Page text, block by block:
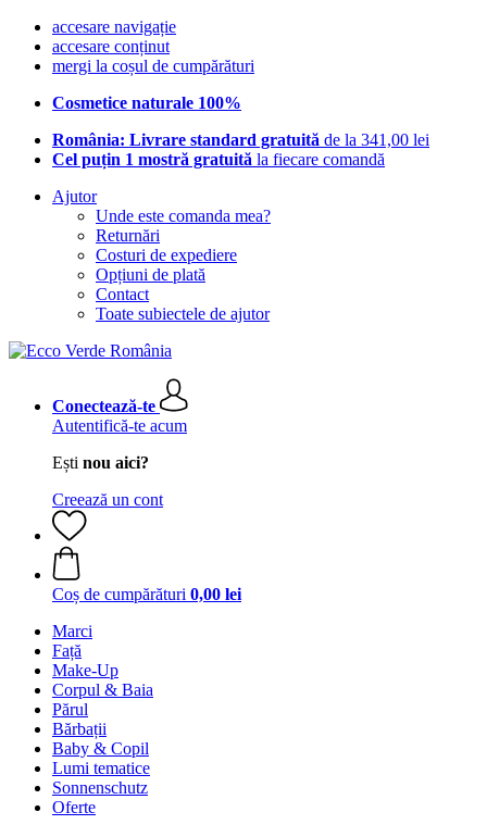
accesare navigație
accesare conținut
mergi la coșul de cumpărături
Cosmetice naturale 100%
România: Livrare standard gratuită de la 341,00 lei
Cel puțin 1 mostră gratuită la fiecare comandă
Ajutor
Unde este comanda mea?
Returnări
Costuri de expediere
Opțiuni de plată
Contact
Toate subiectele de ajutor
Conectează-te
Autentifică-te acum
Ești nou aici?
Creează un cont
Coș de cumpărături 0,00 lei
Marci
Față
Make-Up
Corpul & Baia
Părul
Bărbații
Baby & Copil
Lumi tematice
Sonnenschutz
Oferte